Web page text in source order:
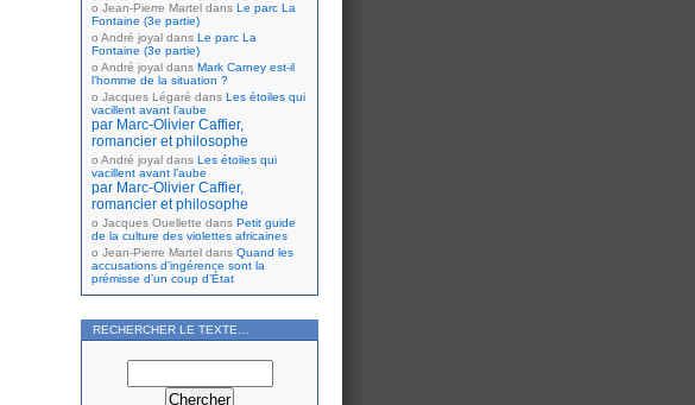
Jean-Pierre Martel dans Le parc La
Fontaine (3e partie)
André joyal dans Le parc La
Fontaine (3e partie)
André joyal dans Mark Carney est-il
l’homme de la situation ?
Jacques Légaré dans Les étoiles qui
vacillent avant l’aube
par Marc-Olivier Caffier,
romancier et philosophe
André joyal dans Les étoiles qui
vacillent avant l’aube
par Marc-Olivier Caffier,
romancier et philosophe
Jacques Ouellette dans Petit guide
de la culture des violettes africaines
Jean-Pierre Martel dans Quand les
accusations d’ingérence sont la
prémisse d’un coup d’État
RECHERCHER LE TEXTE…